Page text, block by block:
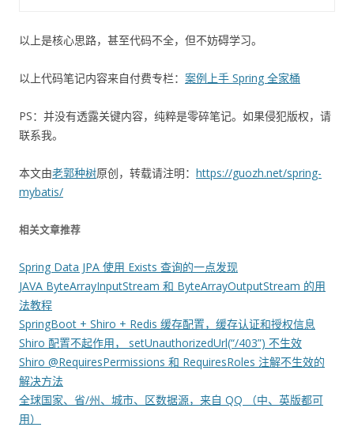
以上是核心思路，甚至代码不全，但不妨碍学习。
以上代码笔记内容来自付费专栏： 案例上手 Spring 全家桶
PS：并没有透露关键内容，纯粹是零碎笔记。如果侵犯版权，请
联系我。
本文由老郭种树原创，转载请注明： https://guozh.net/spring-
mybatis/
相关文章推荐
Spring Data JPA 使用 Exists 查询的一点发现
JAVA ByteArrayInputStream 和 ByteArrayOutputStream 的用
法教程
SpringBoot + Shiro + Redis 缓存配置，缓存认证和授权信息
Shiro 配置不起作用， setUnauthorizedUrl(“/403”) 不生效
Shiro @RequiresPermissions 和 RequiresRoles 注解不生效的
解决方法
全球国家、省/州、城市、区数据源，来自 QQ （中、英版都可
用）